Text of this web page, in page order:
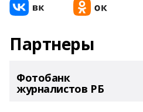
Партнеры
Фотобанк
журналистов РБ